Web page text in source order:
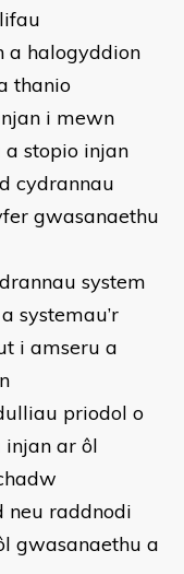
a halogyddion
thanio
i mewn
stopio injan
cydrannau
gwasanaethu
system
systemau’r
i amseru a
priodol o
injan ar ôl
neu raddnodi
gwasanaethu a